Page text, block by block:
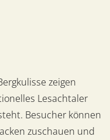
zeigen
Lesachtaler
Besucher können
zuschauen und